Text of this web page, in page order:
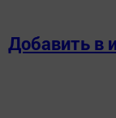
Добавить в